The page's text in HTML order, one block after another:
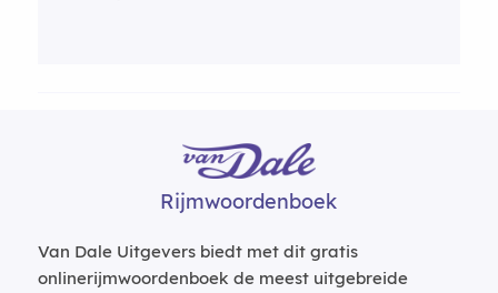
Rijmwoordenboek
Van Dale Uitgevers biedt met dit gratis
onlinerijmwoordenboek de meest uitgebreide